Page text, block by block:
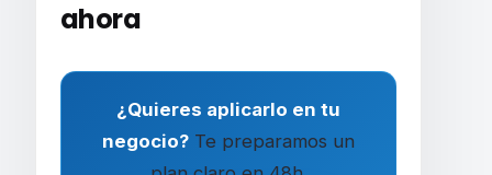
ahora
¿Quieres aplicarlo en tu
negocio? Te preparamos un